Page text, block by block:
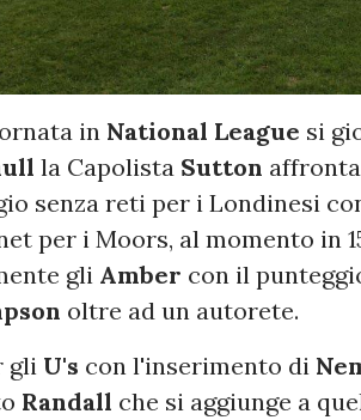
in National League si
la Capolista Sutton
senza reti per i Londinesi
per i Moors, al momento in
gli Amber con il
oltre ad un autorete.
gli U's con l'inserimento di
Randall che si aggiunge a